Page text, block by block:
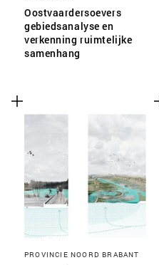
Oostvaardersoevers
gebiedsanalyse en
verkenning ruimtelijke
samenhang
PROVINCIE NOORD BRABANT